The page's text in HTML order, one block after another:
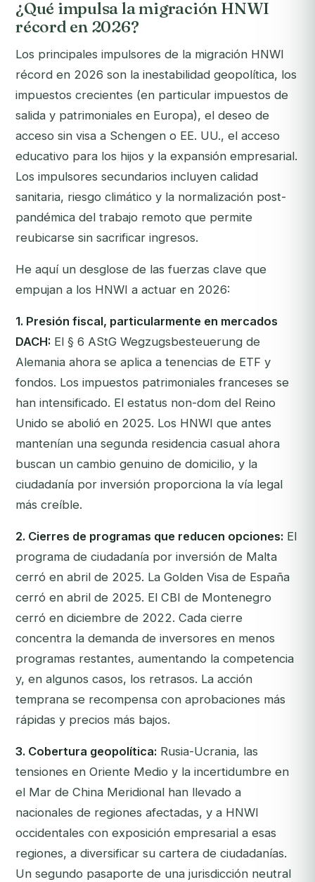
¿Qué impulsa la migración HNWI
récord en 2026?
Los principales impulsores de la migración HNWI
récord en 2026 son la inestabilidad geopolítica, los
impuestos crecientes (en particular impuestos de
salida y patrimoniales en Europa), el deseo de
acceso sin visa a Schengen o EE. UU., el acceso
educativo para los hijos y la expansión empresarial.
Los impulsores secundarios incluyen calidad
sanitaria, riesgo climático y la normalización post-
pandémica del trabajo remoto que permite
reubicarse sin sacrificar ingresos.
He aquí un desglose de las fuerzas clave que
empujan a los HNWI a actuar en 2026:
1. Presión fiscal, particularmente en mercados
DACH: El § 6 AStG Wegzugsbesteuerung de
Alemania ahora se aplica a tenencias de ETF y
fondos. Los impuestos patrimoniales franceses se
han intensificado. El estatus non-dom del Reino
Unido se abolió en 2025. Los HNWI que antes
mantenían una segunda residencia casual ahora
buscan un cambio genuino de domicilio, y la
ciudadanía por inversión proporciona la vía legal
más creíble.
2. Cierres de programas que reducen opciones: El
programa de ciudadanía por inversión de Malta
cerró en abril de 2025. La Golden Visa de España
cerró en abril de 2025. El CBI de Montenegro
cerró en diciembre de 2022. Cada cierre
concentra la demanda de inversores en menos
programas restantes, aumentando la competencia
y, en algunos casos, los retrasos. La acción
temprana se recompensa con aprobaciones más
rápidas y precios más bajos.
3. Cobertura geopolítica: Rusia-Ucrania, las
tensiones en Oriente Medio y la incertidumbre en
el Mar de China Meridional han llevado a
nacionales de regiones afectadas, y a HNWI
occidentales con exposición empresarial a esas
regiones, a diversificar su cartera de ciudadanías.
Un segundo pasaporte de una jurisdicción neutral